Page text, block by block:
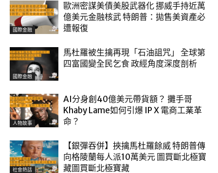
國際金融
歐洲密謀美債美股武器化 挪威手持近萬
億美元金融核武 特朗普：拋售美資產必
遭報復
國際金融
馬杜羅被生擒再現「石油詛咒」 全球第
四富國變全民乞食 政經角度深度剖析
人物故事
AI分身創40億美元帶貨額？ 攤手哥
Khaby Lame如何引爆 IP X 電商工業革
命？
社會熱話
【銀彈吞併】挾擒馬杜羅餘威 特朗普傳
向格陵蘭每人派10萬美元 圖買斷北極寶
藏圖買斷北極寶藏